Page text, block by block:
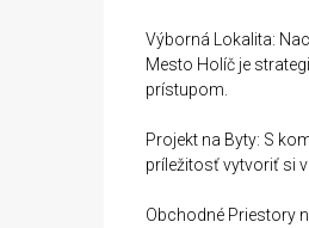
Výborná Lokalita:
Mesto Holíč je
prístupom.
Projekt na Byty: S
príležitosť vytvoriť si
Obchodné Priestory